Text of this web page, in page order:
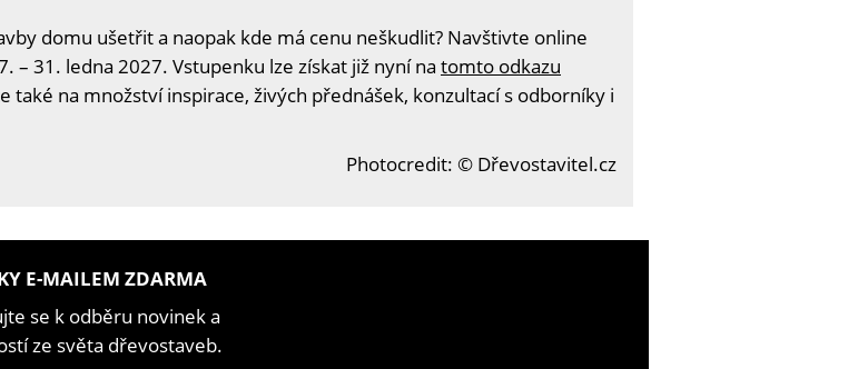
domu ušetřit a naopak kde má cenu neškudlit? Navštivte online
31. ledna 2027. Vstupenku lze získat již nyní na tomto odkazu
na množství inspirace, živých přednášek, konzultací s odborníky i
Photocredit: © Dřevostavitel.cz
E-MAILEM ZDARMA
se k odběru novinek a
ze světa dřevostaveb.